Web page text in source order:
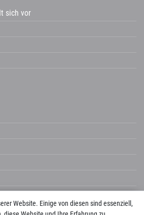
Website. Einige von diesen sind essenziell,
sich vor